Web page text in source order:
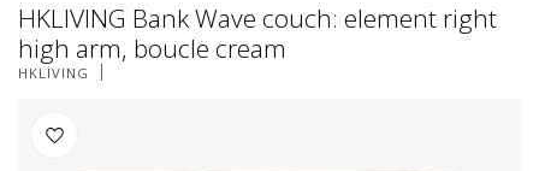
HKLIVING Bank Wave couch: element right
high arm, boucle cream
HKLIVING